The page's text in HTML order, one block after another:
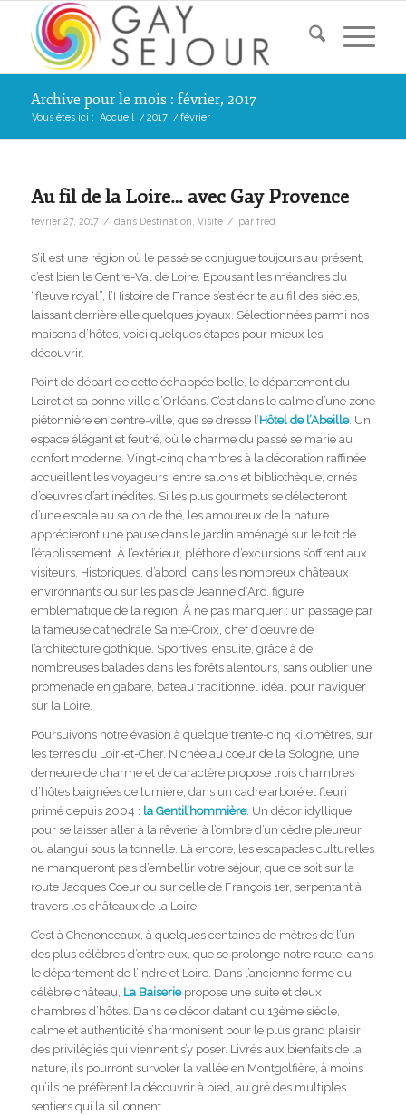
Archive pour le mois : février, 2017
Vous êtes ici : Accueil / 2017 / février
Au fil de la Loire… avec Gay Provence
février 27, 2017 / dans Destination Visite / par fred
S’il est une région où le passé se conjugue toujours au présent,
c’est bien le Centre-Val de Loire. Epousant les méandres du
“fleuve royal”, l’Histoire de France s’est écrite au fil des siècles,
laissant derrière elle quelques joyaux. Sélectionnées parmi nos
maisons d’hôtes, voici quelques étapes pour mieux les
découvrir.
Point de départ de cette échappée belle, le département du
Loiret et sa bonne ville d’Orléans. C’est dans le calme d’une zone
piétonnière en centre-ville, que se dresse l’Hôtel de l’Abeille. Un
espace élégant et feutré, où le charme du passé se marie au
confort moderne. Vingt-cinq chambres à la décoration raffinée
accueillent les voyageurs, entre salons et bibliothèque, ornés
d’oeuvres d’art inédites. Si les plus gourmets se délecteront
d’une escale au salon de thé, les amoureux de la nature
apprécieront une pause dans le jardin aménagé sur le toit de
l’établissement. À l’extérieur, pléthore d’excursions s’offrent aux
visiteurs. Historiques, d’abord, dans les nombreux châteaux
environnants ou sur les pas de Jeanne d’Arc, figure
emblèmatique de la région. À ne pas manquer : un passage par
la fameuse cathédrale Sainte-Croix, chef d’oeuvre de
l’architecture gothique. Sportives, ensuite, grâce à de
nombreuses balades dans les forêts alentours, sans oublier une
promenade en gabare, bateau traditionnel idéal pour naviguer
sur la Loire.
Poursuivons notre évasion à quelque trente-cinq kilomètres, sur
les terres du Loir-et-Cher. Nichée au coeur de la Sologne, une
demeure de charme et de caractère propose trois chambres
d’hôtes baignées de lumière, dans un cadre arboré et fleuri
primé depuis 2004 : la Gentil’hommière. Un décor idyllique
pour se laisser aller à la rêverie, à l’ombre d’un cèdre pleureur
ou alangui sous la tonnelle. Là encore, les escapades culturelles
ne manqueront pas d’embellir votre séjour, que ce soit sur la
route Jacques Coeur ou sur celle de François 1er, serpentant à
travers les châteaux de la Loire.
C’est à Chenonceaux, à quelques centaines de mètres de l’un
des plus célèbres d’entre eux, que se prolonge notre route, dans
le département de l’Indre et Loire. Dans l’ancienne ferme du
célèbre château, La Baiseriepropose une suite et deux
chambres d’hôtes. Dans ce décor datant du 13ème siècle,
calme et authenticité s’harmonisent pour le plus grand plaisir
des privilégiés qui viennent s’y poser. Livrés aux bienfaits de la
nature, ils pourront survoler la vallée en Montgolfière, à moins
qu’ils ne préfèrent la découvrir à pied, au gré des multiples
sentiers qui la sillonnent.